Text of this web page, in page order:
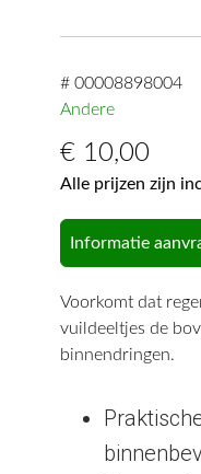
# 00008898004
Andere
€ 10,00
Alle prijzen zijn
Informatie
Voorkomt dat
vuildeeltjes de
binnendringen.